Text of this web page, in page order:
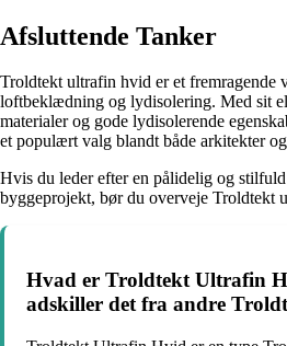
Afsluttende Tanker
Troldtekt ultrafin hvid er et fremragende
loftbeklædning og lydisolering. Med sit
materialer og gode lydisolerende
et populært valg blandt både arkitekter
Hvis du leder efter en pålidelig og
byggeprojekt, bør du overveje Troldtekt
Hvad er Troldtekt Ultrafin
adskiller det fra andre